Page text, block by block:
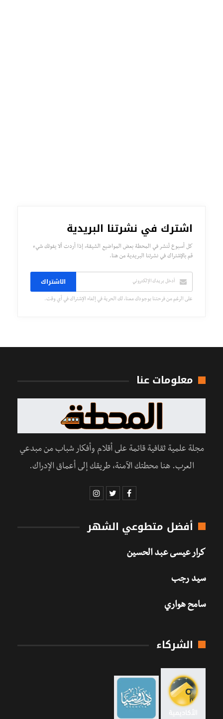
اشترك في نشرتنا البريدية
كل أسبوع تُنشر في المحطة بعض المواضيع الشيقة، إذا أردت ألا يفوتك شيء
قم بالإشتراك في نشرتنا البريدية من هنا.
الاشتراك
على الرغم من فرحتنا بوجودك معنا، لك الحرية في إلغاء الإشتراك في أي وقت.
معلومات عنا
مجلة علمية ثقافية قائمة على أقلام وأفكار شباب من مبدعي
العرب. هنا محطتك الآمنة، طريقك إلى أعماق الإدراك.
أفضل متطوعي الشهر
كرار عيسى عبد الحسين
سيد رجب
سامح هواري
الشركاء